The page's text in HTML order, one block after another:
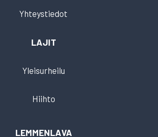
Yhteystiedot
LAJIT
Yleisurheilu
Hiihto
LEMMENLAVA